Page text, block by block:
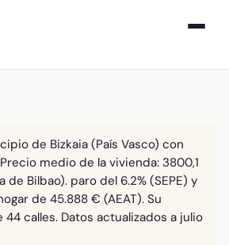
de Bizkaia (País Vasco) con
medio de la vivienda: 3800,1
de Bilbao). paro del 6.2% (SEPE) y
de 45.888 € (AEAT). Su
calles. Datos actualizados a julio